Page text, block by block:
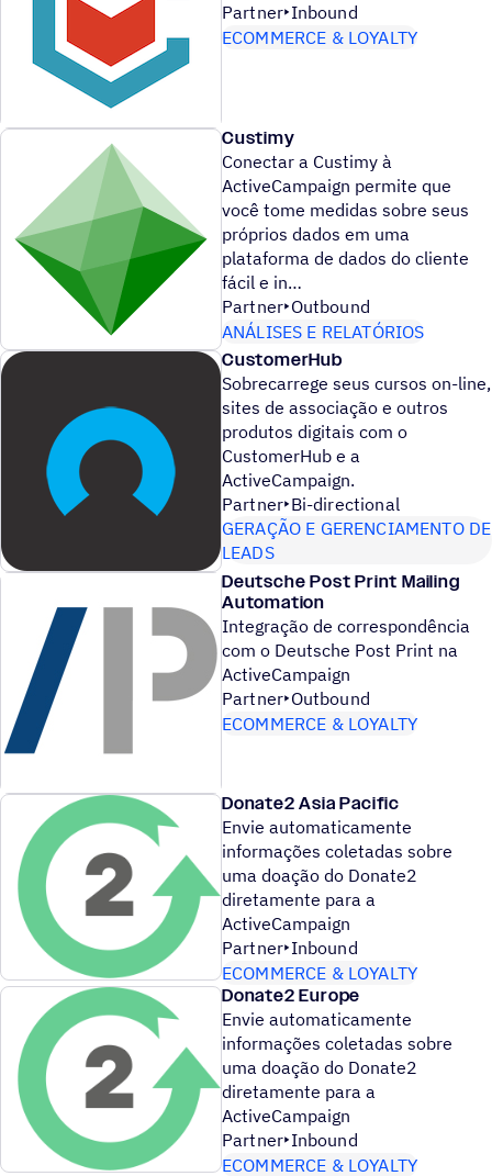
Partner Inbound
ECOMMERCE & LOYALTY
Custimy
Conectar a Custimy à
ActiveCampaign permite que
você tome medidas sobre seus
próprios dados em uma
plataforma de dados do cliente
fácil e in
Partner Outbound
ANÁLISES E RELATÓRIOS
CustomerHub
Sobrecarrege seus cursos on-line,
sites de associação e outros
produtos digitais com o
CustomerHub e a
ActiveCampaign.
Partner Bi-directional
GERAÇÃO E GERENCIAMENTO DE
LEADS
Deutsche Post Print Mailing
Automation
Integração de correspondência
com o Deutsche Post Print na
ActiveCampaign
Partner Outbound
ECOMMERCE & LOYALTY
Donate2 Asia Pacific
Envie automaticamente
informações coletadas sobre
uma doação do Donate2
diretamente para a
ActiveCampaign
Partner Inbound
ECOMMERCE & LOYALTY
Donate2 Europe
Envie automaticamente
informações coletadas sobre
uma doação do Donate2
diretamente para a
ActiveCampaign
Partner Inbound
ECOMMERCE & LOYALTY